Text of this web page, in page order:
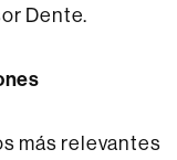
Dente.
más relevantes